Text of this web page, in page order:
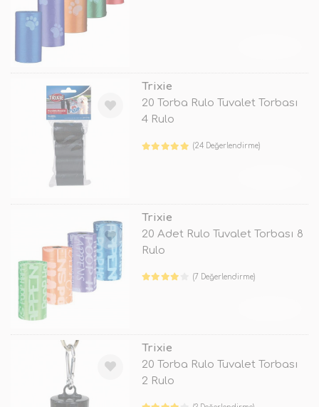
Trixie
20 Torba Rulo Tuvalet Torbası
4 Rulo
(24 Değerlendirme)
Trixie
20 Adet Rulo Tuvalet Torbası 8
Rulo
(7 Değerlendirme)
Trixie
20 Torba Rulo Tuvalet Torbası
2 Rulo